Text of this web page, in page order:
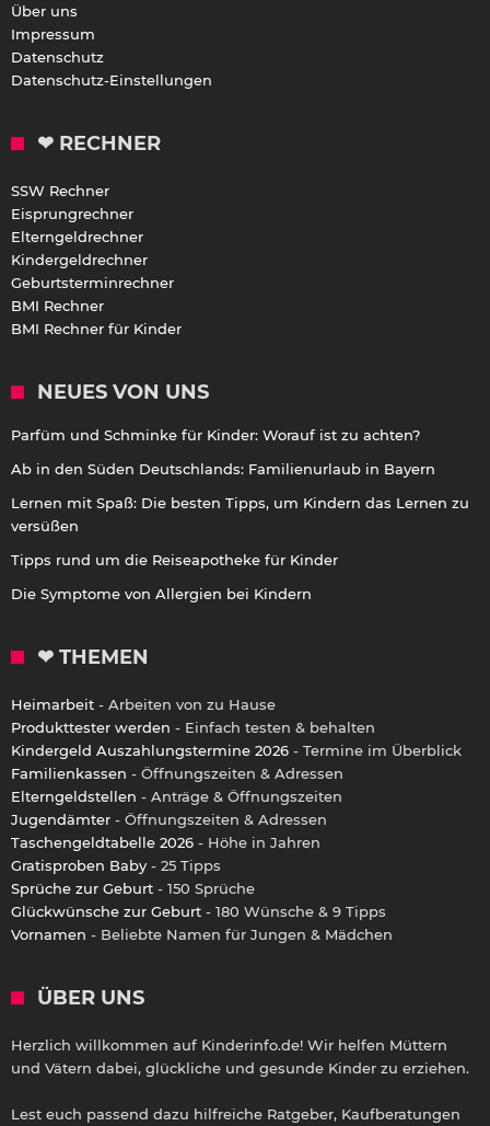
Über uns
Impressum
Datenschutz
Datenschutz-Einstellungen
❤ RECHNER
SSW Rechner
Eisprungrechner
Elterngeldrechner
Kindergeldrechner
Geburtsterminrechner
BMI Rechner
BMI Rechner für Kinder
NEUES VON UNS
Parfüm und Schminke für Kinder: Worauf ist zu achten?
Ab in den Süden Deutschlands: Familienurlaub in Bayern
Lernen mit Spaß: Die besten Tipps, um Kindern das Lernen zu
versüßen
Tipps rund um die Reiseapotheke für Kinder
Die Symptome von Allergien bei Kindern
❤ THEMEN
Heimarbeit - Arbeiten von zu Hause
Produkttester werden - Einfach testen & behalten
Kindergeld Auszahlungstermine 2026 - Termine im Überblick
Familienkassen - Öffnungszeiten & Adressen
Elterngeldstellen - Anträge & Öffnungszeiten
Jugendämter - Öffnungszeiten & Adressen
Taschengeldtabelle 2026 - Höhe in Jahren
Gratisproben Baby - 25 Tipps
Sprüche zur Geburt - 150 Sprüche
Glückwünsche zur Geburt - 180 Wünsche & 9 Tipps
Vornamen - Beliebte Namen für Jungen & Mädchen
ÜBER UNS
Herzlich willkommen auf Kinderinfo.de! Wir helfen Müttern
und Vätern dabei, glückliche und gesunde Kinder zu erziehen.
Lest euch passend dazu hilfreiche Ratgeber, Kaufberatungen